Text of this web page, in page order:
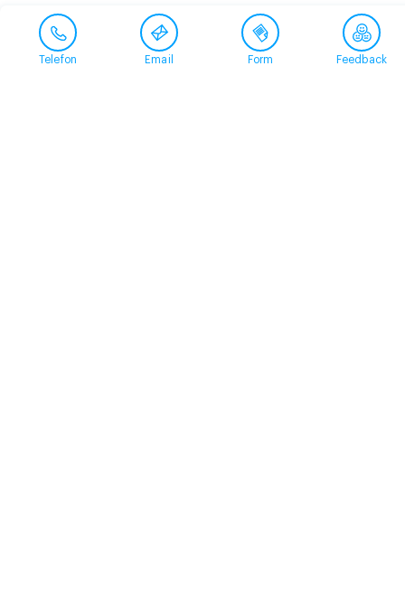
Telefon Email Form Feedback